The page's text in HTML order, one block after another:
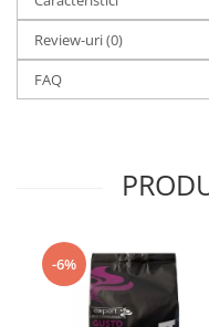
Review-uri(0)
FAQ
-6%